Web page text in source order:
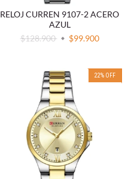
RELOJ CURREN 9107-2 ACERO
AZUL
$128.900
$99.900
22% OFF